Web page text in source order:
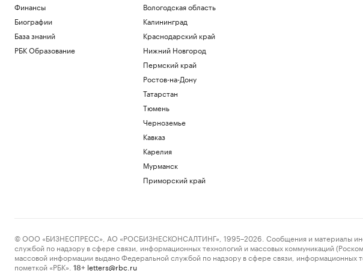
Финансы
Биографии
База знаний
РБК Образование
Вологодская область
Калининград
Краснодарский край
Нижний Новгород
Пермский край
Ростов-на-Дону
Татарстан
Тюмень
Черноземье
Кавказ
Карелия
Мурманск
Приморский край
© ООО «БИЗНЕСПРЕСС», АО «РОСБИЗНЕСКОНСАЛТИНГ», 1995–2026. Сообщения и материалы
службой по надзору в сфере связи, информационных технологий и массовых коммуникаций
массовой информации выдано Федеральной службой по надзору в сфере связи,
пометкой «РБК».
18+ letters@rbc.ru